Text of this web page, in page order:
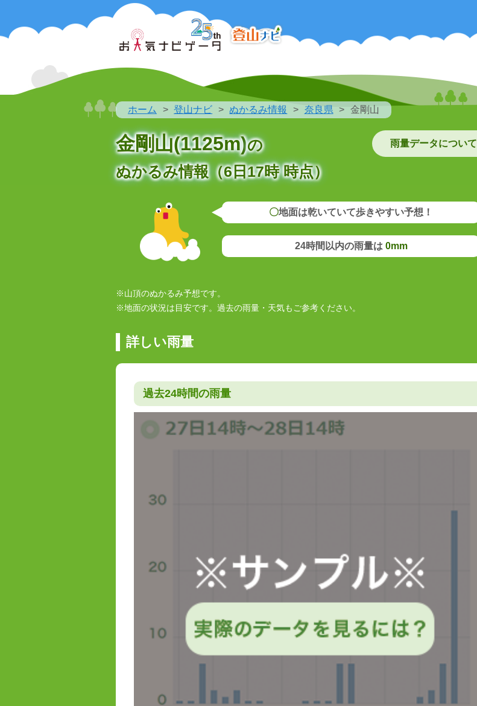
ホーム 登山ナビ ぬかるみ情報 奈良県 金剛山
金剛山(1125m)の
ぬかるみ情報（6日17時 時点）
雨量データについて
〇地面は乾いていて歩きやすい予想！
24時間以内の雨量は 0mm
※山頂のぬかるみ予想です。
※地面の状況は目安です。過去の雨量・天気もご参考ください。
詳しい雨量
過去24時間の雨量